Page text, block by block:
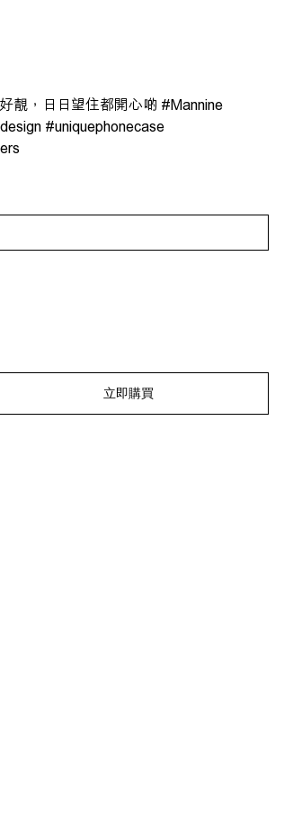
靚，日日望住都開心啲 #Mannine
#uniquephonecase
立即購買